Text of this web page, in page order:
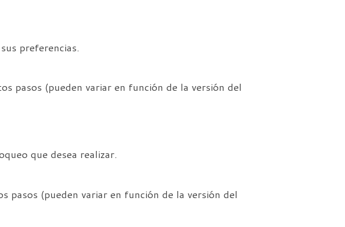
preferencias.
pasos (pueden variar en función de la versión del
que desea realizar.
pasos (pueden variar en función de la versión del